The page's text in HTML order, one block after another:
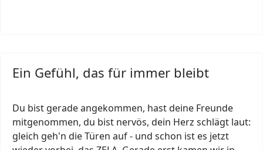
Ein Gefühl, das für immer bleibt
Du bist gerade angekommen, hast deine Freunde
mitgenommen, du bist nervös, dein Herz schlägt laut:
gleich geh'n die Türen auf - und schon ist es jetzt